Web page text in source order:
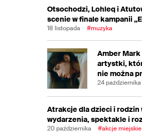
Otsochodzi, Lohleq i
scenie w finale kampanii
18 listopada #muzyka
Amber
artystki,
nie można
24 października
Atrakcje dla dzieci i rodzin
wydarzenia, spektakle i
20 października #akcje miejskie